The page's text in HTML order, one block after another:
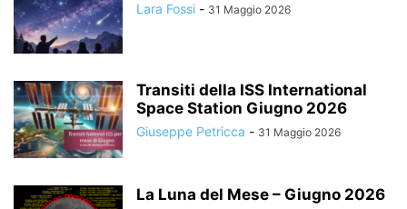
Lara Fossi - 31 Maggio 2026
Transiti della ISS International
Space Station Giugno 2026
Giuseppe Petricca - 31 Maggio 2026
La Luna del Mese – Giugno 2026